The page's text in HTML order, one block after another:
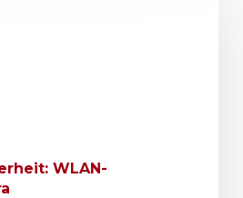
WLAN-